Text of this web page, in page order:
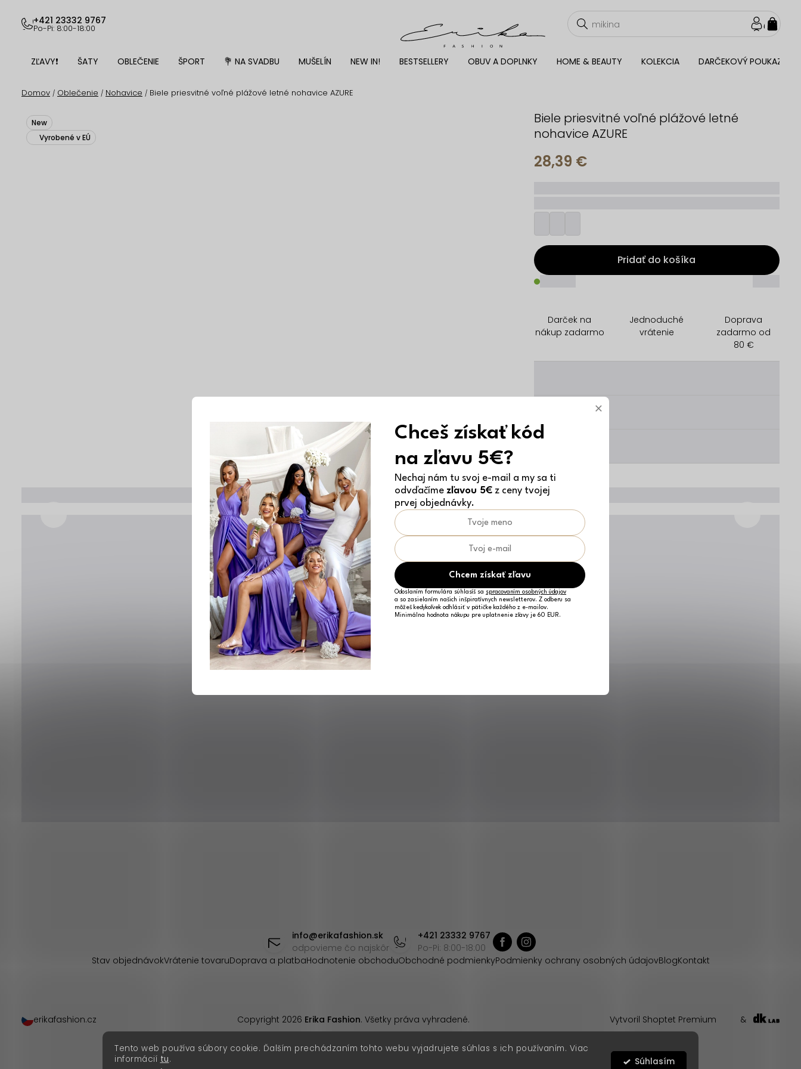
Tento web používa súbory cookie. Ďalším prechádzaním tohto webu vyjadrujete súhlas s ich používaním. Viac
informácií tu. Súhlasím
obsah
+421 23332 9767
Po-Pi: 8:00-18:00
ZĽAVY❗ ŠATY OBLEČENIE ŠPORT 💐 NA SVADBU MUŠELÍN NEW IN! BESTSELLERY OBUV A DOPLNKY HOME & BEAUTY KOLEKCIA DARČEKOVÝ POUKAZ
Domov / Oblečenie / Nohavice / Biele priesvitné voľné plážové letné nohavice AZURE
Biele priesvitné voľné plážové letné
nohavice AZURE
New
Vyrobené v EÚ
28,39 €
Pridať do košíka
_____
Darček na
nákup zadarmo
Jednoduché
vrátenie
Doprava
zadarmo od
80 €
________
info@erikafashion.sk
odpovieme čo najskôr
+421 23332 9767
Po-Pi: 8:00-18:00
Stav objednávokVrátenie tovaruDoprava a platbaHodnotenie obchoduObchodné podmienkyPodmienky ochrany osobných údajovBlogKontakt
Vytvoril Shoptet Premium &
Copyright 2026 Erika Fashion. Všetky práva vyhradené.
erikafashion.cz
×
Chceš získať kód
na zľavu 5€?
Nechaj nám tu svoj e-mail a my sa ti
odvďačíme zľavou 5€ z ceny tvojej
prvej objednávky.
Chcem získať zľavu
Odoslaním formulára súhlasíš sa spracovaním osobných údajov
a so zasielaním našich inšpiratívnych newsletterov. Z odberu sa
môžeš kedykoľvek odhlásiť v pätičke každého z e-mailov.
Minimálna hodnota nákupu pre uplatnenie zľavy je 60 EUR.